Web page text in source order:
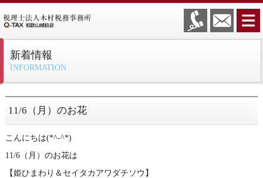
新着情報
INFORMATION
11/6（月）のお花
こんにちは(*^-^*)
11/6（月）のお花は
【姫ひまわり＆セイタカアワダチソウ】